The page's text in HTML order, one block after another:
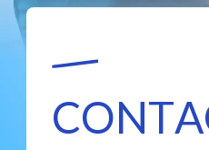
CONTA